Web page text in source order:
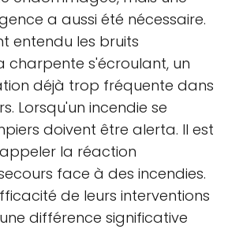
a aussi été nécessaire.
entendu les bruits
charpente s'écroulant, un
déjà trop fréquente dans
Lorsqu'un incendie se
doivent être alerta. Il est
la réaction
face à des incendies.
de leurs interventions
différence significative